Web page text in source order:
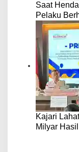
Saat
Pelaku
Kajari
Milyar